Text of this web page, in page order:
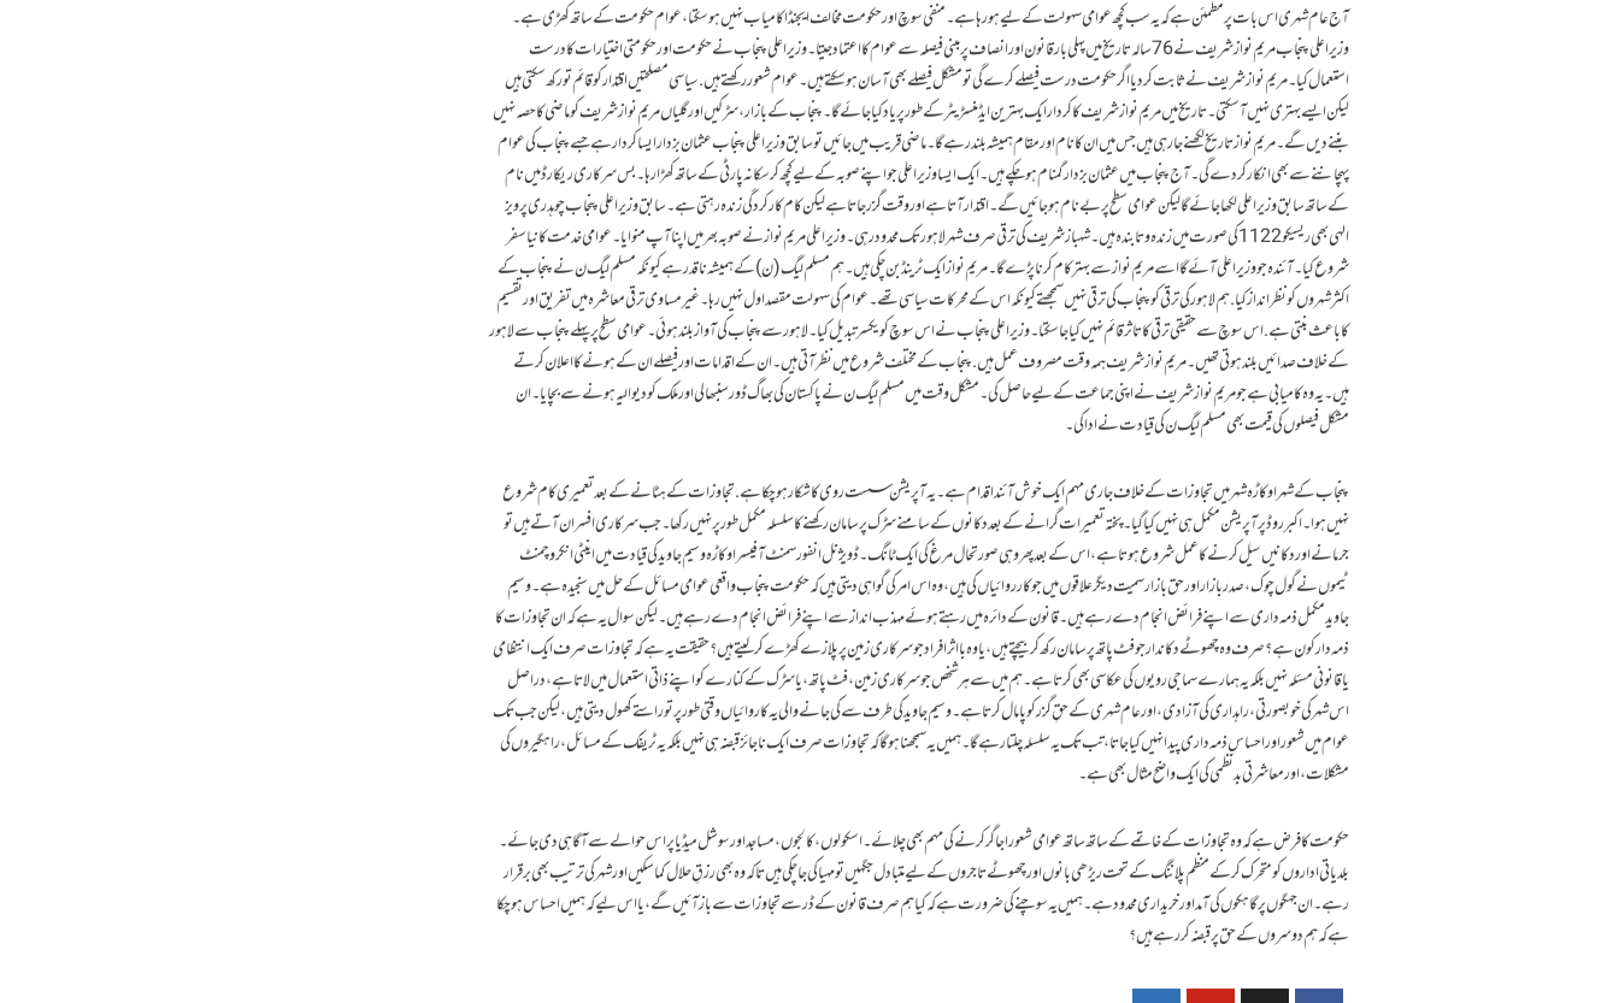
آج عام شہری اس بات پر مطمئن ہے کہ یہ سب کچھ عوامی سہولت کے لیے ہورہاہے۔منفی سوچ اور حکومت مخالف ایجنڈا کامیاب نہیں ہوسکتا، عوام حکومت کے ساتھ کھڑی ہے۔
وزیراعلی پنجاب مریم نواز شریف نے 76سالہ تاریخ میں پہلی بار قانون اور انصاف پر مبنی فیصلہ سے عوام کا اعتماد جیتا۔ وزیراعلی پنجاب نے حکومت اور حکومتی اختیارات کا درست
استعمال کیا۔ مریم نواز شریف نے ثابت کردیا اگر حکومت درست فیصلے کرے گی تو مشکل فیصلے بھی آسان ہوسکتے ہیں۔عوام شعور رکھتے ہیں. سیاسی مصلحتیں اقتدار کو قائم تو رکھ سکتی ہیں
لیکن ایسے بہتری نہیں آسکتی۔تاریخ میں مریم نوازشریف کاکردار ایک بہترین ایڈمنسڑیٹر کے طور پر یاد کیا جائے گا۔ پنجاب کے بازار ،سڑکیں اور گلیاں مریم نواز شریف کو ماضی کا حصہ نہیں
بننے دیں گے۔مریم نواز تاریخ لکھنے جارہی ہیں جس میں ان کا نام اور مقام ہمیشہ بلند رہے گا۔ماضی قریب میں جائیں تو سابق وزیراعلی پنجاب عثمان بزدار ایسا کردار ہے جسے پنجاب کی عوام
پہچاننے سے بھی انکار کردے گی۔ آج پنجاب میں عثمان بزدار گمنام ہوچکے ہیں۔ایک ایسا وزیراعلی جو اپنے صوبہ کے لیے کچھ کرسکا نہ پارٹی کے ساتھ کھڑا رہا۔ بس سرکاری ریکارڈ میں نام
کے ساتھ سابق وزیراعلی لکھا جائے گا لیکن عوامی سطح پر بے نام ہوجائیں گے۔اقتدار آتا ہے اور وقت گزرجاتا ہے لیکن کام کارکردگی زندہ رہتی ہے۔سابق وزیراعلی پنجاب چوہدری پرویز
الہی بھی ریسیکو 1122 کی صورت میں زندہ و تابندہ ہیں۔شہباز شریف کی ترقی صرف شہر لاہور تک محدود رہی۔ وزیراعلی مریم نواز نے صوبہ بھر میں اپنا آپ منوایا۔ عوامی خدمت کا نیا سفر
شروع کیا۔ آئندہ جو وزیراعلی آئے گا اسے مریم نواز سے بہتر کام کرنا پڑے گا۔ مریم نواز ایک ٹرینڈ بن چکی ہیں۔ہم مسلم لیگ (ن) کے ہمیشہ ناقد رہے کیونکہ مسلم لیگ ن نے پنجاب کے
اکثر شہروں کو نظر انداز کیا . ہم لاہور کی ترقی کو پنجاب کی ترقی نہیں سمجھتے کیونکہ اس کے محرکات سیاسی تھے۔عوام کی سہولت مقصد اول نہیں رہا۔ غیر مساوی ترقی معاشرہ میں تفریق اور تقسیم
کا باعث بنتی ہے .اس سوچ سے حقیقی ترقی کا تاثر قائم نہیں کیاجاسکتا۔ وزیراعلی پنجاب نے اس سوچ کو یکسر تبدیل کیا۔ لاہور سے پنجاب کی آواز بلند ہوئی۔ عوامی سطح پر پہلے پنجاب سے لاہور
کے خلاف صدائیں بلند ہوتی تھیں۔مریم نواز شریف ہمہ وقت مصروف عمل ہیں. پنجاب کے مختلف شروع میں نظر آتی ہیں۔ ان کے اقدامات اورفیصلے ان کے ہونے کا اعلان کرتے
ہیں۔یہ وہ کامیابی ہے جو مریم نواز شریف نے اپنی جماعت کے لیے حاصل کی۔مشکل وقت میں مسلم لیگ ن نے پاکستان کی بھاگ ڈور سنبھالی اور ملک کو دیوالیہ ہونے سے بچایا۔ ان
مشکل فیصلوں کی قیمت بھی مسلم لیگ ن کی قیادت نے ادا کی۔
پنجاب کے شہر اوکاڑہ شہر میں تجاوزات کے خلاف جاری مہم ایک خوش آئند اقدام ہے۔یہ آپریشن سست روی کا شکار ہوچکا ہے. تجاوزات کے ہٹانے کے بعد تعمیری کام شروع
نہیں ہوا۔ اکبر روڈ پر آپریشن مکمل ہی نہیں کیا گیا۔ پختہ تعمیرات گرانے کے بعد دکانوں کے سامنے سڑک پر سامان رکھنے کا سلسلہ مکمل طور پر نہیں رکھا۔جب سرکاری افسران آتے ہیں تو
جرمانے اور دکانیں سیل کرنے کا عمل شروع ہوتا ہے، اس کے بعد پھر وہی صورتحال مرغ کی ایک ٹانگ۔ ڈویژنل انفورسمنٹ آفیسر اوکاڑہ وسیم جاوید کی قیادت میں اینٹی انکروچمنٹ
ٹیموں نے گول چوک، صدر بازار اور حق بازار سمیت دیگر علاقوں میں جو کارروائیاں کی ہیں، وہ اس امر کی گواہی دیتی ہیں کہ حکومت پنجاب واقعی عوامی مسائل کے حل میں سنجیدہ ہے۔وسیم
جاوید مکمل ذمہ داری سے اپنے فرائض انجام دے رہے ہیں۔قانون کے دائرہ میں رہتے ہوئے مہذب انداز سے اپنے فرائض انجام دے رہے ہیں۔لیکن سوال یہ ہے کہ ان تجاوزات کا
ذمہ دار کون ہے؟ صرف وہ چھوٹے دکاندار جو فٹ پاتھ پر سامان رکھ کر بیچتے ہیں، یا وہ بااثر افراد جو سرکاری زمین پر پلازے کھڑے کر لیتے ہیں؟ حقیقت یہ ہے کہ تجاوزات صرف ایک انتظامی
یا قانونی مسئلہ نہیں بلکہ یہ ہمارے سماجی رویوں کی عکاسی بھی کرتا ہے۔ ہم میں سے ہر شخص جو سرکاری زمین، فٹ پاتھ، یا سڑک کے کنارے کو اپنے ذاتی استعمال میں لاتا ہے، دراصل
اس شہر کی خوبصورتی، راہداری کی آزادی، اور عام شہری کے حقِ گزر کو پامال کرتا ہے۔ وسیم جاوید کی طرف سے کی جانے والی یہ کاروائیاں وقتی طور پر تو راستے کھول دیتی ہیں، لیکن جب تک
عوام میں شعور اور احساسِ ذمہ داری پیدا نہیں کیا جاتا، تب تک یہ سلسلہ چلتا رہے گا۔ ہمیں یہ سمجھنا ہو گا کہ تجاوزات صرف ایک ناجائز قبضہ ہی نہیں بلکہ یہ ٹریفک کے مسائل، راہگیروں کی
مشکلات، اور معاشرتی بدنظمی کی ایک واضح مثال بھی ہے۔
حکومت کا فرض ہے کہ وہ تجاوزات کے خاتمے کے ساتھ ساتھ عوامی شعور اجاگر کرنے کی مہم بھی چلائے۔ اسکولوں، کالجوں، مساجد اور سوشل میڈیا پر اس حوالے سے آگاہی دی جائے۔
بلدیاتی اداروں کو متحرک کر کے منظم پلاننگ کے تحت ریڑھی بانوں اور چھوٹے تاجروں کے لیے متبادل جگہیں تو مہیا کی جاچکی ہیں تاکہ وہ بھی رزقِ حلال کما سکیں اور شہر کی ترتیب بھی برقرار
رہے۔ ان جہگوں پر گاہکوں کی آمد اور خریداری محدود ہے۔ ہمیں یہ سوچنے کی ضرورت ہے کہ کیا ہم صرف قانون کے ڈر سے تجاوزات سے باز آئیں گے، یا اس لیے کہ ہمیں احساس ہو چکا
ہے کہ ہم دوسروں کے حق پر قبضہ کر رہے ہیں؟